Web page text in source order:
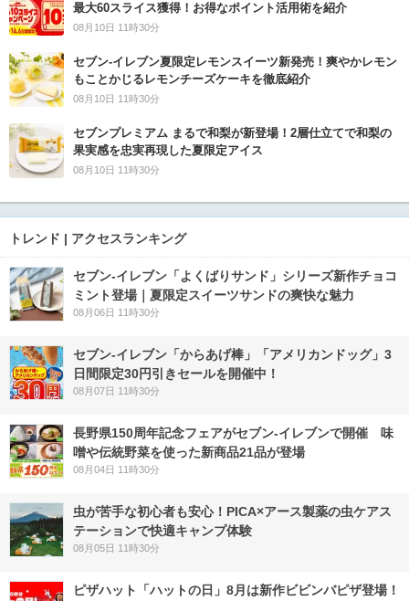
最大60スライス獲得！お得なポイント活用術を紹介
08月10日 11時30分
セブン‐イレブン夏限定レモンスイーツ新発売！爽やかレモン
もことかじるレモンチーズケーキを徹底紹介
08月10日 11時30分
セブンプレミアム まるで和梨が新登場！2層仕立てで和梨の
果実感を忠実再現した夏限定アイス
08月10日 11時30分
トレンド | アクセスランキング
セブン‐イレブン「よくばりサンド」シリーズ新作チョコ
ミント登場｜夏限定スイーツサンドの爽快な魅力
08月06日 11時30分
セブン‐イレブン「からあげ棒」「アメリカンドッグ」3
日間限定30円引きセールを開催中！
08月07日 11時30分
長野県150周年記念フェアがセブン-イレブンで開催 味
噌や伝統野菜を使った新商品21品が登場
08月04日 11時30分
虫が苦手な初心者も安心！PICA×アース製薬の虫ケアス
テーションで快適キャンプ体験
08月05日 11時30分
ピザハット「ハットの日」8月は新作ビビンバピザ登場！